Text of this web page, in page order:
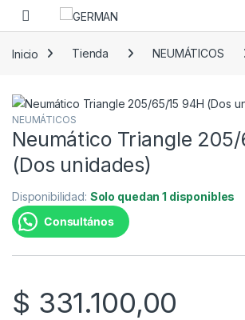
Skip to navigation
Skip to content
Inicio Tienda NEUMÁTICOS
NEUMÁTICOS
Neumático Triangle
(Dos unidades)
Disponibilidad: Solo quedan 1 disponibles
Consultános
$ 331.100,00